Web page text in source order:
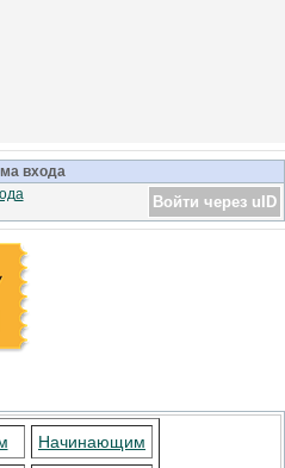
входа
Войти через uID
Начинающим